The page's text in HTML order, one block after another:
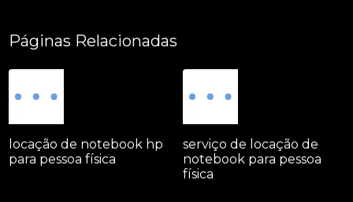
Páginas Relacionadas
locação de notebook hp
para pessoa física
serviço de locação de
notebook para pessoa
física